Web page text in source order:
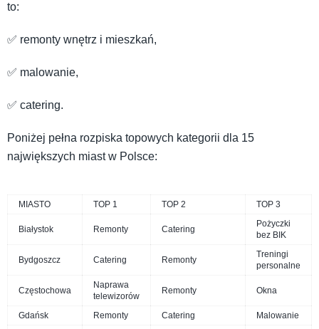
to:
✅ remonty wnętrz i mieszkań,
✅ malowanie,
✅ catering.
Poniżej pełna rozpiska topowych kategorii dla 15
największych miast w Polsce:
MIASTO TOP 1 TOP 2 TOP 3
Białystok Remonty Catering
Pożyczki
bez BIK
Bydgoszcz Catering Remonty
Treningi
personalne
Częstochowa
Naprawa
telewizorów
Remonty Okna
Gdańsk Remonty Catering
Malowanie